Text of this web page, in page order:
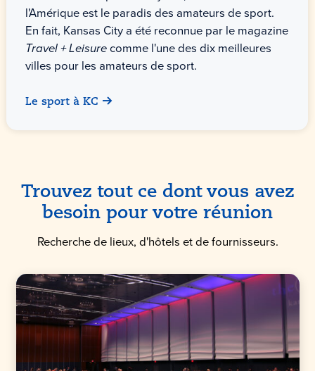
l'Amérique est le paradis des amateurs de sport.
En fait, Kansas City a été reconnue par le magazine
Travel + Leisurecomme l'une des dix meilleures
villes pour les amateurs de sport.
Le sport à KC
Trouvez tout ce dont vous avez
besoin pour votre réunion
Recherche de lieux, d'hôtels et de fournisseurs.